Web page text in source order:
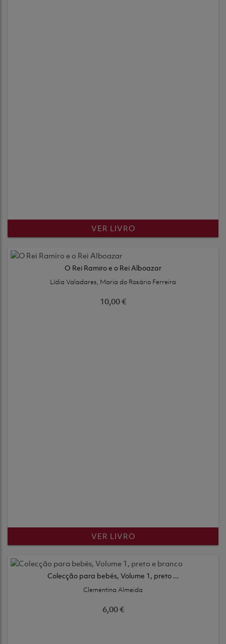
VER LIVRO
O Rei Ramiro e o Rei Alboazar
Lídia Valadares, Maria do Rosário Ferreira
10,00 €
VER LIVRO
Colecção para bebés, Volume 1, preto ...
Clementina Almeida
6,00 €